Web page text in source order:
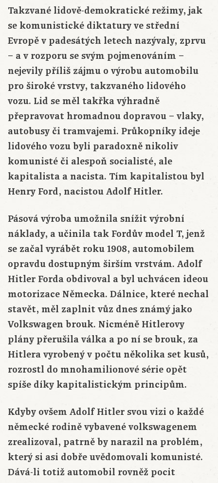
Takzvané lidově-demokratické režimy, jak
se komunistické diktatury ve střední
Evropě v padesátých letech nazývaly, zprvu
– a v rozporu se svým pojmenováním –
nejevily příliš zájmu o výrobu automobilu
pro široké vrstvy, takzvaného lidového
vozu. Lid se měl takřka výhradně
přepravovat hromadnou dopravou – vlaky,
autobusy či tramvajemi. Průkopníky ideje
lidového vozu byli paradoxně nikoliv
komunisté či alespoň socialisté, ale
kapitalista a nacista. Tím kapitalistou byl
Henry Ford, nacistou Adolf Hitler.
Pásová výroba umožnila snížit výrobní
náklady, a učinila tak Fordův model T, jenž
se začal vyrábět roku 1908, automobilem
opravdu dostupným širším vrstvám. Adolf
Hitler Forda obdivoval a byl uchvácen ideou
motorizace Německa. Dálnice, které nechal
stavět, měl zaplnit vůz dnes známý jako
Volkswagen brouk. Nicméně Hitlerovy
plány přerušila válka a po ní se brouk, za
Hitlera vyrobený v počtu několika set kusů,
rozrostl do mnohamilionové série opět
spíše díky kapitalistickým principům.
Kdyby ovšem Adolf Hitler svou vizi o každé
německé rodině vybavené volkswagenem
zrealizoval, patrně by narazil na problém,
který si asi dobře uvědomovali komunisté.
Dává-li totiž automobil rovněž pocit